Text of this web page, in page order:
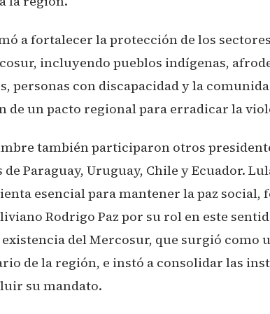
a fortalecer la protección de los
incluyendo pueblos indígenas,
personas con discapacidad y la
de un pacto regional para erradicar la
también participaron otros
de Paraguay, Uruguay, Chile y Ecuador.
esencial para mantener la paz social,
Rodrigo Paz por su rol en este
existencia del Mercosur, que surgió como
de la región, e instó a consolidar las
su mandato.